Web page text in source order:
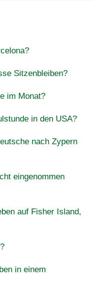
Sitzenbleiben?
im Monat?
in den USA?
nach Zypern
eingenommen
auf Fisher Island,
in einem